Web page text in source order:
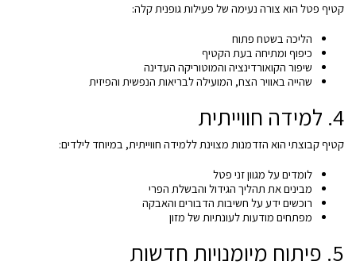
קטיף פטל הוא צורה נעימה של פעילות גופנית קלה:
הליכה בשטח פתוח
כיפוף ומתיחה בעת הקטיף
שיפור הקואורדינציה והמוטוריקה העדינה
שהייה באוויר הצח, המועילה לבריאות הנפשית והפיזית
4. למידה חווייתית
קטיף קבוצתי הוא הזדמנות מצוינת ללמידה חווייתית, במיוחד לילדים:
לומדים על מגוון זני פטל
מבינים את תהליך הגידול והבשלת הפרי
רוכשים ידע על חשיבות הדבורים והאבקה
מפתחים מודעות לעונתיות של מזון
5. פיתוח מיומנויות חדשות